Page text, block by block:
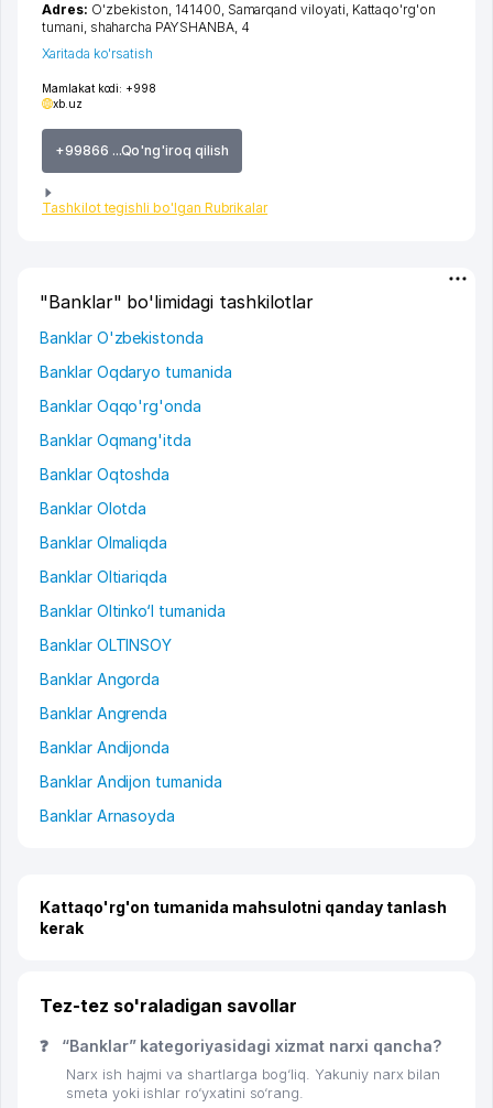
Mamlakat kodi: +998
xb.uz
+99866 ...Qo'ng'iroq qilish
Tashkilot tegishli bo'lgan Rubrikalar
Adres: O'zbekiston, 141400, Samarqand viloyati, Kattaqo'rg'on
tumani, shaharcha PAYSHANBA, 4
Xaritada ko'rsatish
"Banklar" bo'limidagi tashkilotlar
Banklar O'zbekistonda
Banklar Oqdaryo tumanida
Banklar Oqqo'rg'onda
Banklar Oqmang'itda
Banklar Oqtoshda
Banklar Olotda
Banklar Olmaliqda
Banklar Oltiariqda
Banklar Oltinko‘l tumanida
Banklar OLTINSOY
Banklar Angorda
Banklar Angrenda
Banklar Andijonda
Banklar Andijon tumanida
Banklar Arnasoyda
Kattaqo'rg'on tumanida mahsulotni qanday tanlash
kerak
Tez-tez so'raladigan savollar
❓ “Banklar” kategoriyasidagi xizmat narxi qancha?
Narx ish hajmi va shartlarga bog‘liq. Yakuniy narx bilan
smeta yoki ishlar ro‘yxatini so‘rang.